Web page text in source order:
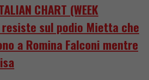
CHART (WEEK
sul podio Mietta che
a Romina Falconi mentre